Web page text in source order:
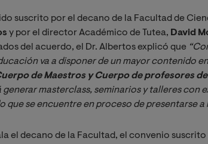
suscrito por el decano de la Facultad de
y por el director Académico de Tutea, David
del acuerdo, el Dr. Albertos explicó que
va a disponer de un mayor contenido
de Maestros y Cuerpo de profesores
masterclass, seminarios y talleres con
que se encuentre en proceso de presentarse a
el decano de la Facultad, el convenio